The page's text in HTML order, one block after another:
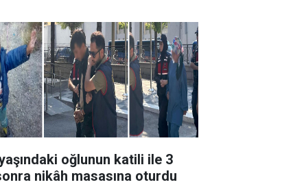
oğlunun katili ile 3
nikâh masasına oturdu